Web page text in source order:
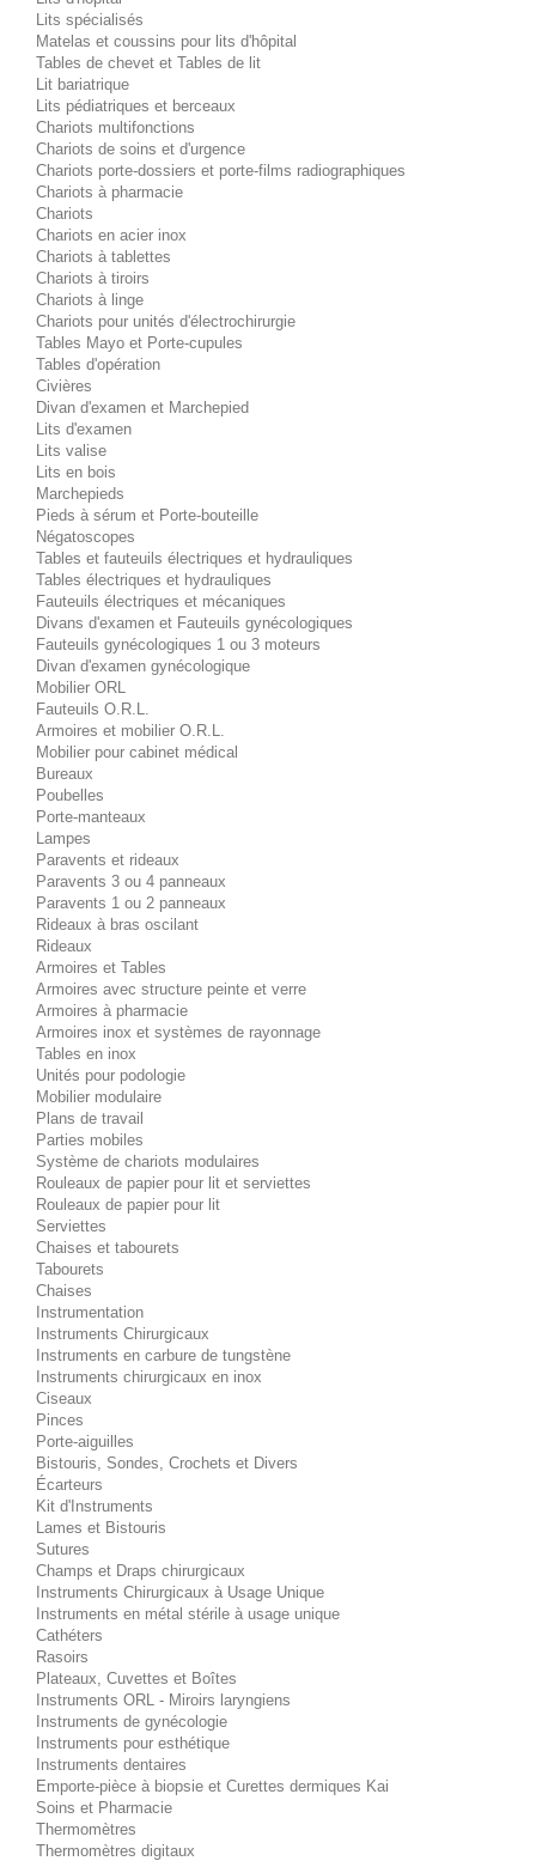
Lits spécialisés
Matelas et coussins pour lits d'hôpital
Tables de chevet et Tables de lit
Lit bariatrique
Lits pédiatriques et berceaux
Chariots multifonctions
Chariots de soins et d'urgence
Chariots porte-dossiers et porte-films radiographiques
Chariots à pharmacie
Chariots
Chariots en acier inox
Chariots à tablettes
Chariots à tiroirs
Chariots à linge
Chariots pour unités d'électrochirurgie
Tables Mayo et Porte-cupules
Tables d'opération
Civières
Divan d'examen et Marchepied
Lits d'examen
Lits valise
Lits en bois
Marchepieds
Pieds à sérum et Porte-bouteille
Négatoscopes
Tables et fauteuils électriques et hydrauliques
Tables électriques et hydrauliques
Fauteuils électriques et mécaniques
Divans d'examen et Fauteuils gynécologiques
Fauteuils gynécologiques 1 ou 3 moteurs
Divan d'examen gynécologique
Mobilier ORL
Fauteuils O.R.L.
Armoires et mobilier O.R.L.
Mobilier pour cabinet médical
Bureaux
Poubelles
Porte-manteaux
Lampes
Paravents et rideaux
Paravents 3 ou 4 panneaux
Paravents 1 ou 2 panneaux
Rideaux à bras oscilant
Rideaux
Armoires et Tables
Armoires avec structure peinte et verre
Armoires à pharmacie
Armoires inox et systèmes de rayonnage
Tables en inox
Unités pour podologie
Mobilier modulaire
Plans de travail
Parties mobiles
Système de chariots modulaires
Rouleaux de papier pour lit et serviettes
Rouleaux de papier pour lit
Serviettes
Chaises et tabourets
Tabourets
Chaises
Instrumentation
Instruments Chirurgicaux
Instruments en carbure de tungstène
Instruments chirurgicaux en inox
Ciseaux
Pinces
Porte-aiguilles
Bistouris, Sondes, Crochets et Divers
Écarteurs
Kit d'Instruments
Lames et Bistouris
Sutures
Champs et Draps chirurgicaux
Instruments Chirurgicaux à Usage Unique
Instruments en métal stérile à usage unique
Cathéters
Rasoirs
Plateaux, Cuvettes et Boîtes
Instruments ORL - Miroirs laryngiens
Instruments de gynécologie
Instruments pour esthétique
Instruments dentaires
Emporte-pièce à biopsie et Curettes dermiques Kai
Soins et Pharmacie
Thermomètres
Thermomètres digitaux